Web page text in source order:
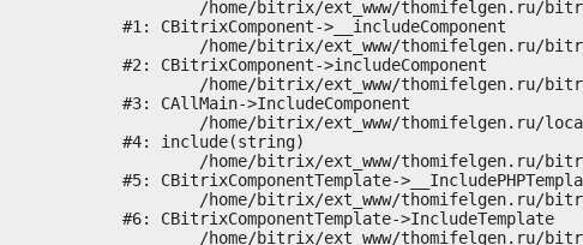
#1: CBitrixComponent->__includeComponent
#2: CBitrixComponent->includeComponent
#3: CAllMain->IncludeComponent
#4: include(string)
#5: CBitrixComponentTemplate-
#6: CBitrixComponentTemplate->IncludeTemplate